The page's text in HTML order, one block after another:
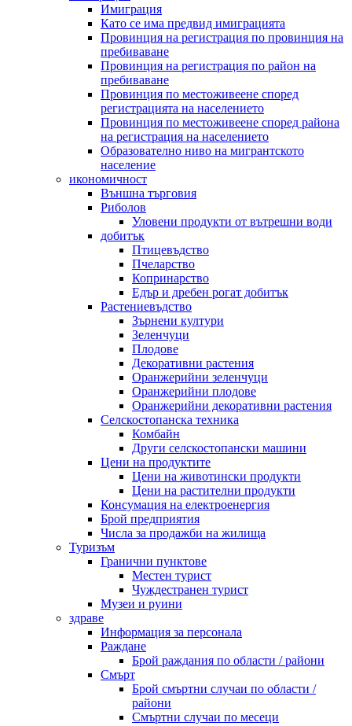
Имиграция
Като се има предвид имиграцията
Провинция на регистрация по провинция на
пребиваване
Провинция на регистрация по район на
пребиваване
Провинция по местоживеене според
регистрацията на населението
Провинция по местоживеене според района
на регистрация на населението
Образователно ниво на мигрантското
население
икономичност
Външна търговия
Риболов
Уловени продукти от вътрешни води
добитък
Птицевъдство
Пчеларство
Копринарство
Едър и дребен рогат добитък
Растениевъдство
Зърнени култури
Зеленчуци
Плодове
Декоративни растения
Оранжерийни зеленчуци
Оранжерийни плодове
Оранжерийни декоративни растения
Селскостопанска техника
Комбайн
Други селскостопански машини
Цени на продуктите
Цени на животински продукти
Цени на растителни продукти
Консумация на електроенергия
Брой предприятия
Числа за продажби на жилища
Туризъм
Гранични пунктове
Местен турист
Чуждестранен турист
Музеи и руини
здраве
Информация за персонала
Раждане
Брой раждания по области / райони
Смърт
Брой смъртни случаи по области /
райони
Смъртни случаи по месеци